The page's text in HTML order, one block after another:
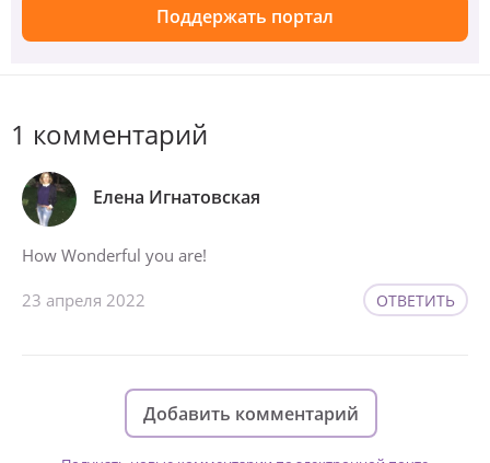
Поддержать портал
1 комментарий
Елена Игнатовская
How Wonderful you are!
23 апреля 2022 ОТВЕТИТЬ
Добавить комментарий